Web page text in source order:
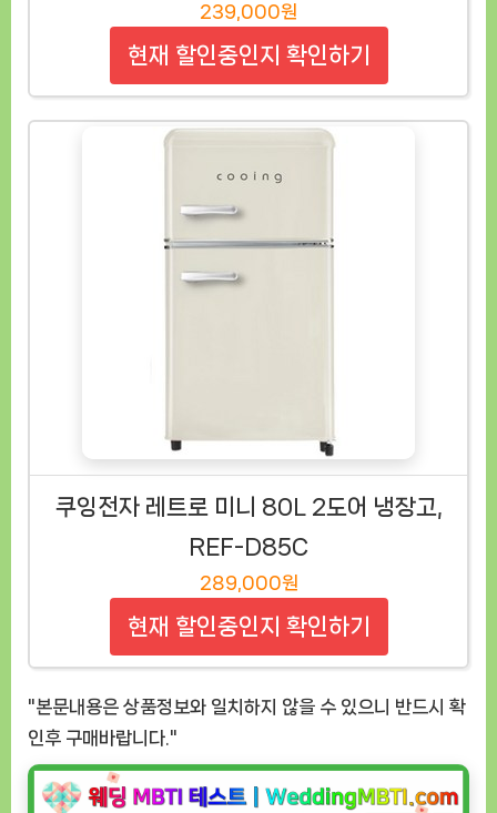
239,000원
현재 할인중인지 확인하기
쿠잉전자 레트로 미니 80L 2도어 냉장고,
REF-D85C
289,000원
현재 할인중인지 확인하기
"본문내용은 상품정보와 일치하지 않을 수 있으니 반드시 확
인후 구매바랍니다."